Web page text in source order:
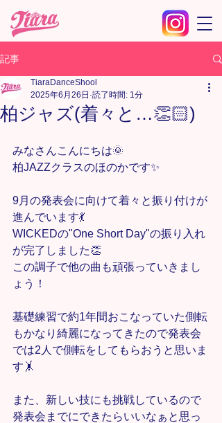
記事
柏ジャズ(着々と…👏🏻)
TiaraDanceShool
2025年6月26日 読了時間: 1分
みなさんこんにちは🌞
柏JAZZクラスのほのかです✨
9月の発表会に向けて着々と振り付けが
進んでいます💃
WICKEDの"One Short Day"の振り入れ
が完了しました👏
この調子で他の曲も頑張っていきまし
ょう！
基礎練習で約1年間おこなっていた側転
もかなり綺麗になってきたので発表会
では2人で側転をしてもらおうと思いま
す🤸
また、新しい技にも挑戦しているので
発表会までにできたらいいなぁと思っ